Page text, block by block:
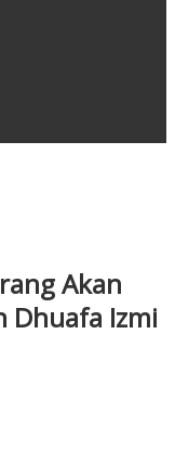
Akan
Dhuafa Izmi